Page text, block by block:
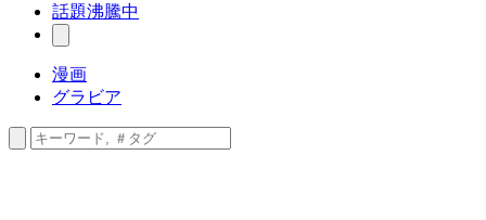
話題沸騰中
漫画
グラビア